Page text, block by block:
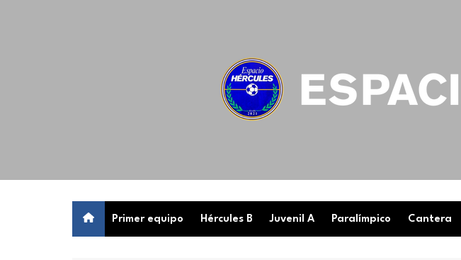
Primer equipo Hércules B Juvenil A Paralímpico Cantera